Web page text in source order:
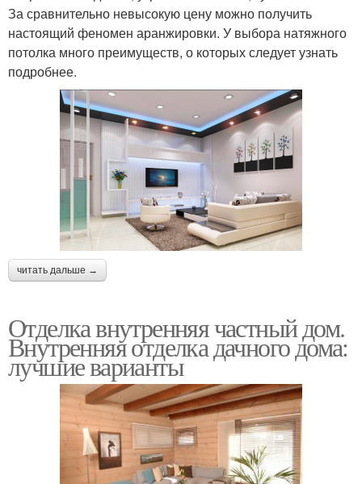
За сравнительно невысокую цену можно получить
настоящий феномен аранжировки. У выбора натяжного
потолка много преимуществ, о которых следует узнать
подробнее.
читать дальше →
Отделка внутренняя частный дом.
Внутренняя отделка дачного дома:
лучшие варианты